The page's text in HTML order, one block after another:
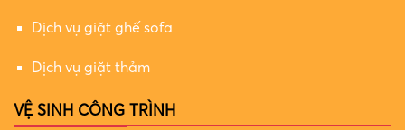
Dịch vụ giặt ghế sofa
Dịch vụ giặt thảm
VỆ SINH CÔNG TRÌNH